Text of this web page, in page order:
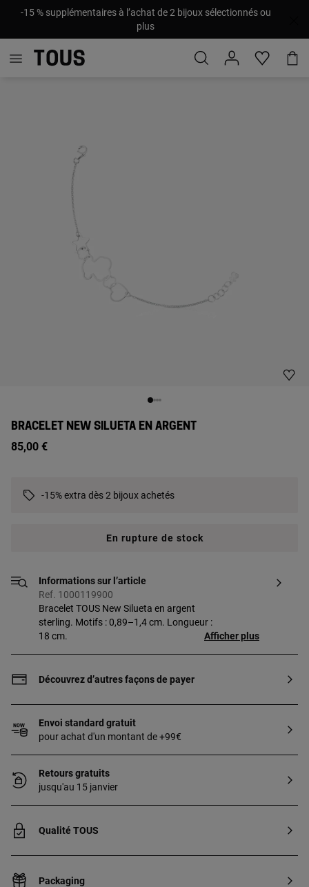
-15 % supplémentaires à l’achat de 2 bijoux sélectionnés ou
plus
BRACELET NEW SILUETA EN ARGENT
85,00 €
-15% extra dès 2 bijoux achetés
En rupture de stock
Informations sur l’article
Ref. 1000119900
Bracelet TOUS New Silueta en argent
sterling. Motifs : 0,89–1,4 cm. Longueur :
18 cm.
Afficher plus
Découvrez d’autres façons de payer
Envoi standard gratuit
pour achat d'un montant de +99€
Retours gratuits
jusqu'au 15 janvier
Qualité TOUS
Packaging